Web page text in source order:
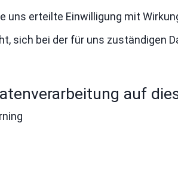
uns erteilte Einwilligung mit
sich bei der für uns
auf